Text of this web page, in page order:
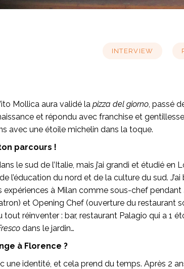
INTERVIEW
Mollica aura validé la pizza del giorno , passé
et répondu avec franchise et
avec une étoile michelin dans la toque.
parcours !
le sud de l’Italie, mais j’ai grandi et étudié
l’éducation du nord et de la culture du sud.
expériences à Milan comme sous-chef
et Opening Chef (ouverture du restaurant
tout réinventer : bar, restaurant Palagio qui a 1
dans le jardin…
à Florence ?
une identité, et cela prend du temps. Après 2